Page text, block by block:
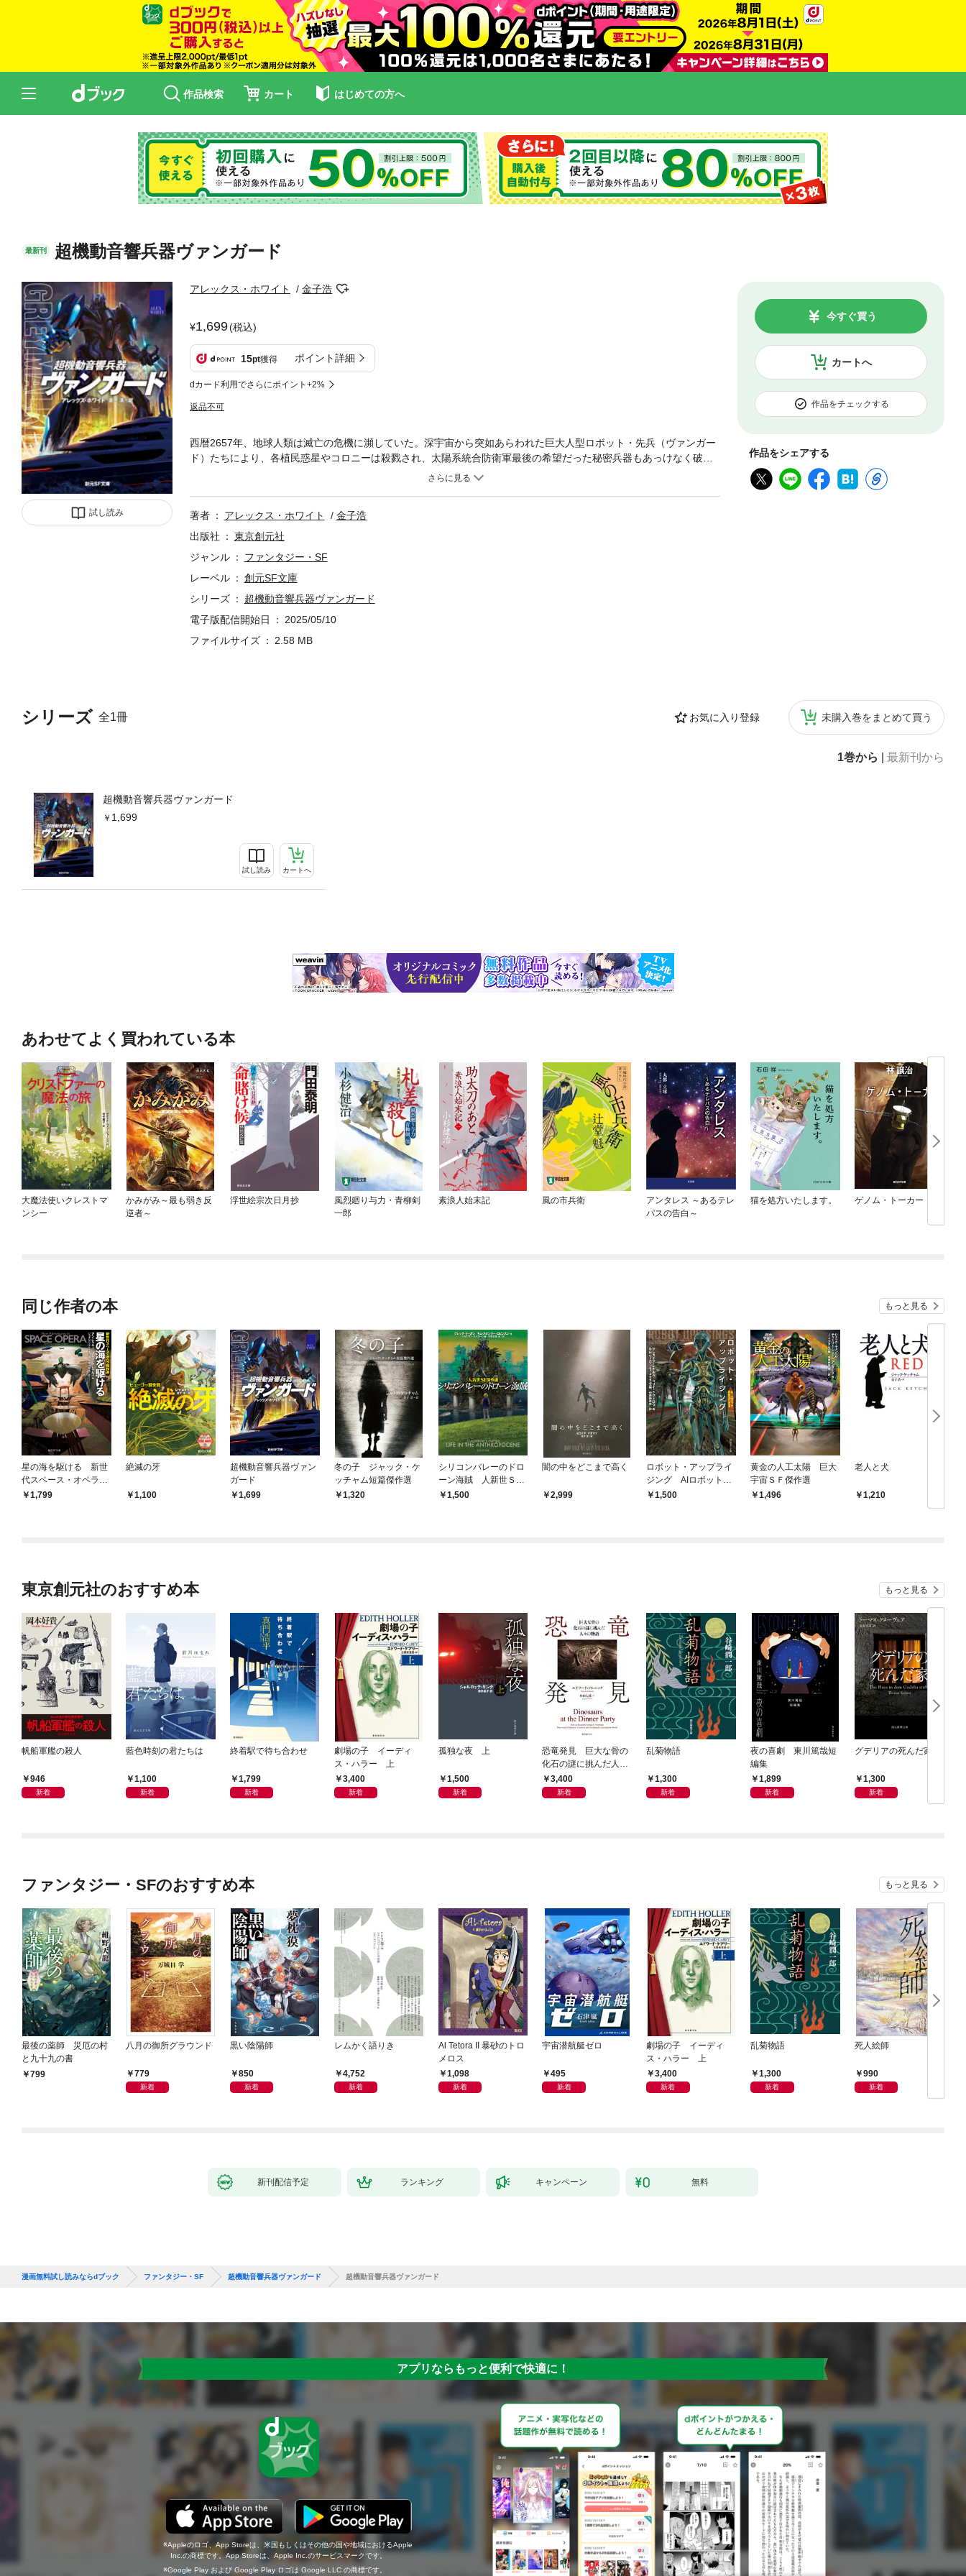
作品検索 カート はじめての方へ
最新刊 超機動音響兵器ヴァンガード
試し読み
アレックス・ホワイト 金子浩
1,699(税込)
15pt獲得 ポイント詳細
dカード利用でさらにポイント+2%
返品不可
カートへ
今すぐ買う
作品をチェックする
作品をシェアする
シリーズ 全1冊 お気に入り登録 未購入巻をまとめて買う
1巻から 最新刊から
超機動音響兵器ヴァンガード
1,699
試し読み カートへ
西暦2657年、地球人類は滅亡の危機に瀕していた。深宇宙から突如あらわれた巨大人型ロボット・先兵（ヴァンガー
ド）たちにより、各植民惑星やコロニーは殺戮され、太陽系統合防衛軍最後の希望だった秘密兵器もあっけなく破壊
されたのだ。ついに地球に来襲したヴァンガード二体を前にして、ジャズピアニストのガスはロックスターのアーデ
解説＝渡邊利道
著者 アレックス・ホワイト
金子浩
出版社
東京創元社
ジャンル
ファンタジー・SF
レーベル
創元SF文庫
シリーズ
超機動音響兵器ヴァンガード
電子版配信開始日
2025/05/10
ファイルサイズ
2.58 MB
あわせてよく買われている本
大魔法使いクレストマ
ンシー
かみがみ～最も弱き反
逆者～
浮世絵宗次日月抄
風烈廻り与力・青柳剣
一郎
素浪人始末記 風の市兵衛
アンタレス ～あるテレ
パスの告白～
猫を処方いたします。 ゲノム・トーカー
同じ作者の本 もっと見る
星の海を駆ける 新世
代スペース・オペラ傑
作選1,799
絶滅の牙
1,100
超機動音響兵器ヴァン
ガード
1,699
冬の子 ジャック・ケ
ッチャム短篇傑作選
1,320
シリコンバレーのドロ
ーン海賊 人新世ＳＦ
傑作選
1,500
闇の中をどこまで高く
2,999
ロボット・アップライ
ジング AIロボット反
乱SF傑作選
1,500
黄金の人工太陽 巨大
宇宙ＳＦ傑作選
1,496
老人と犬
1,210
東京創元社のおすすめ本 もっと見る
帆船軍艦の殺人
946
新着
藍色時刻の君たちは
1,100
新着
終着駅で待ち合わせ
1,799
新着
劇場の子 イーディ
ス・ハラー 上
3,400
新着
孤独な夜 上
1,500
新着
恐竜発見 巨大な骨の
化石の謎に挑んだ人々
の物語
3,400
新着
乱菊物語
1,300
新着
夜の喜劇 東川篤哉短
編集
1,899
新着
グデリアの死んだ家
1,300
新着
ファンタジー・SFのおすすめ本 もっと見る
最後の薬師 災厄の村
と九十九の書
799
八月の御所グラウンド
779
新着
黒い陰陽師
850
新着
レムかく語りき
4,752
新着
Al Tetora II 暴砂のトロ
メロス
1,098
新着
宇宙潜航艇ゼロ
495
新着
劇場の子 イーディ
ス・ハラー 上
3,400
新着
乱菊物語
1,300
新着
死人絵師
990
新着
新刊配信予定 ランキング キャンペーン 無料
漫画無料試し読みならdブック ファンタジー・SF 超機動音響兵器ヴァンガード 超機動音響兵器ヴァンガード
アプリならもっと便利で快適に！
Appleのロゴ、App Storeは、米国もしくはその他の国や地域におけるApple
Inc.の商標です。App Storeは、Apple Inc.のサービスマークです。
Google Play および Google Play ロゴは Google LLC の商標です。